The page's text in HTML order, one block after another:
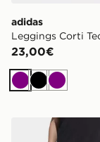
adidas
Leggings Corti
23,00€
ViolaNeroViola
adidas Short